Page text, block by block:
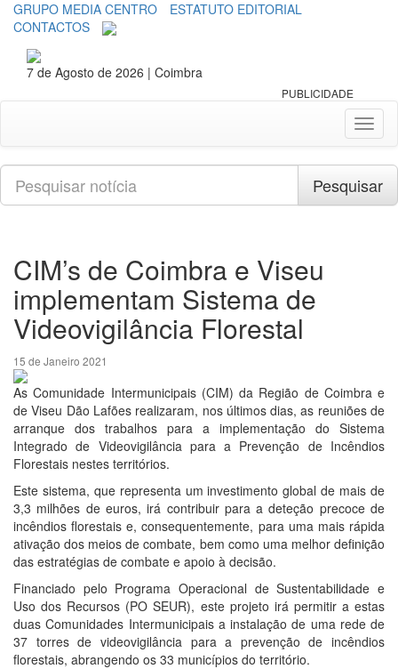
GRUPO MEDIA CENTRO
ESTATUTO EDITORIAL
CONTACTOS
7 de Agosto de 2026 | Coimbra
PUBLICIDADE
Pesquisar
Pesquisar
CIM’s de Coimbra e Viseu
implementam Sistema de
Videovigilância Florestal
15 de Janeiro 2021
As Comunidade Intermunicipais (CIM) da Região de Coimbra e
de Viseu Dão Lafões realizaram, nos últimos dias, as reuniões de
arranque dos trabalhos para a implementação do Sistema
Integrado de Videovigilância para a Prevenção de Incêndios
Florestais nestes territórios.
Este sistema, que representa um investimento global de mais de
3,3 milhões de euros, irá contribuir para a deteção precoce de
incêndios florestais e, consequentemente, para uma mais rápida
ativação dos meios de combate, bem como uma melhor definição
das estratégias de combate e apoio à decisão.
Financiado pelo Programa Operacional de Sustentabilidade e
Uso dos Recursos (PO SEUR), este projeto irá permitir a estas
duas Comunidades Intermunicipais a instalação de uma rede de
37 torres de videovigilância para a prevenção de incêndios
florestais, abrangendo os 33 municípios do território.